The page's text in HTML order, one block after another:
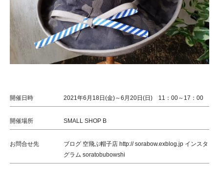
開催日時 2021年6月18日(金)～6月20日(日) 11：00～17：00
開催場所 SMALL SHOP B
お問合せ先
ブログ 空飛ぶ帽子店 http:// sorabow.exblog.jp インスタ
グラム soratobubowshi